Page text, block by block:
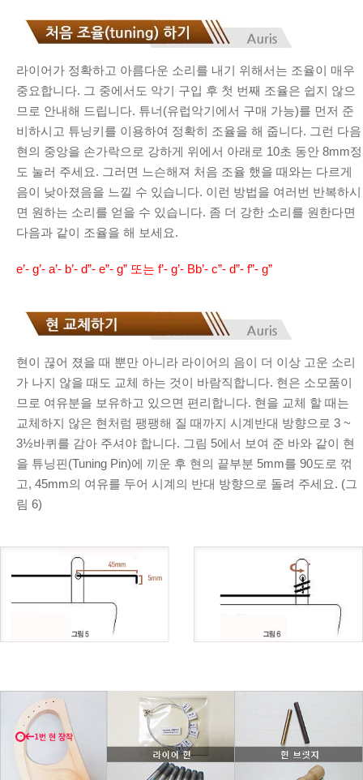
라이어가 정확하고 아름다운 소리를 내기 위해서는 조율이 매우
중요합니다. 그 중에서도 악기 구입 후 첫 번째 조율은 쉽지 않으
므로 안내해 드립니다. 튜너(유럽악기에서 구매 가능)를 먼저 준
비하시고 튜닝키를 이용하여 정확히 조율을 해 줍니다. 그런 다음
현의 중앙을 손가락으로 강하게 위에서 아래로 10초 동안 8mm정
도 눌러 주세요. 그러면 느슨해져 처음 조율 했을 때와는 다르게
음이 낮아졌음을 느낄 수 있습니다. 이런 방법을 여러번 반복하시
면 원하는 소리를 얻을 수 있습니다. 좀 더 강한 소리를 원한다면
다음과 같이 조율을 해 보세요.
e’- g’- a’- b’- d”- e”- g” 또는 f’- g’- Bb’- c”- d”- f”- g”
현이 끊어 졌을 때 뿐만 아니라 라이어의 음이 더 이상 고운 소리
가 나지 않을 때도 교체 하는 것이 바람직합니다. 현은 소모품이
므로 여유분을 보유하고 있으면 편리합니다. 현을 교체 할 때는
교체하지 않은 현처럼 팽팽해 질 때까지 시계반대 방향으로 3 ~
3½바퀴를 감아 주셔야 합니다. 그림 5에서 보여 준 바와 같이 현
을 튜닝핀(Tuning Pin)에 끼운 후 현의 끝부분 5mm를 90도로 꺾
고, 45mm의 여유를 두어 시계의 반대 방향으로 돌려 주세요. (그
림 6)